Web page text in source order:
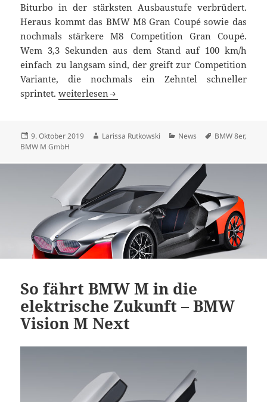
Biturbo in der stärksten Ausbaustufe verbrüdert.
Heraus kommt das BMW M8 Gran Coupé sowie das
nochmals stärkere M8 Competition Gran Coupé.
Wem 3,3 Sekunden aus dem Stand auf 100 km/h
einfach zu langsam sind, der greift zur Competition
Variante, die nochmals ein Zehntel schneller
sprintet.Elegante Schnelligkeit: das BMW M8 Gran Coupé
weiterlesen
Veröffentlicht
am
9. Oktober 2019 Autor
Larissa Rutkowski Kategorien
News Schlagwörter
BMW 8er,
BMW M GmbH
So fährt BMW M in die
elektrische Zukunft – BMW
Vision M Next